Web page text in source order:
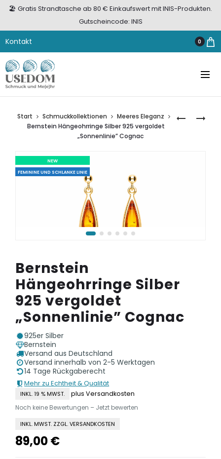
🏖️ Gratis Strandtasche ab 80 € Einkaufswert mit INIS-Produkten.
Gutscheincode: INIS
Kontakt 0
BERNSTEIN
BERNSTEIN
Start Schmuckkollektionen
Meeres Eleganz
Bernstein Hängeohrringe Silber 925 vergoldet
„Sonnenlinie” Cognac
NEW
FEMININE UND SCHLANKE LINIE
Bernstein
Hängeohrringe Silber
925 vergoldet
„Sonnenlinie” Cognac
925er Silber
Bernstein
Versand aus Deutschland
Versand innerhalb von 2-5 Werktagen
14 Tage Rückgaberecht
Mehr zu Echtheit & Qualität
INKL. 19 % MWST.
plus Versandkosten
Noch keine Bewertungen – Jetzt bewerten
INKL. MWST. ZZGL. VERSANDKOSTEN
89,00€